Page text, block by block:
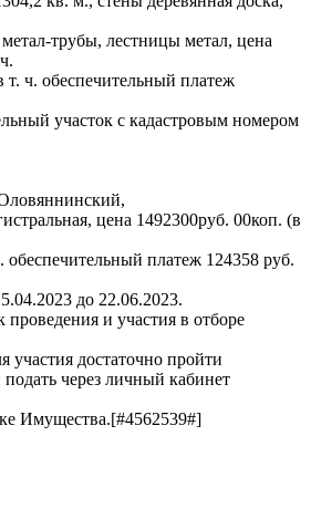
трубы, лестницы метал, цена
ч. обеспечительный платеж
участок с кадастровым номером
цена 1492300руб. 00коп. (в
обеспечительный платеж 124358 руб.
до 22.06.2023.
и участия в отборе
участия достаточно пройти
через личный кабинет
Имущества.[#4562539#]